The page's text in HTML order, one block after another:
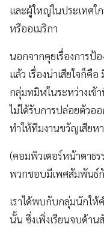
และผู้ใหญ่ในประเทศใ
หรืออเมริกา
นอกจากคุยเรื่องการป้
แล้ว เรื่องน่าเสียใจก็คื
กลุ่มทมิฬในระหว่างเข้
ไม่ได้รับการปล่อยตัวอ
ทำให้ทีมงานขวัญเสียห
(คอมพิวเตอร์หน้าตาธร
พวกชอบมีเพศสัมพันธ์
เราได้พบกับกลุ่มนักให้
นั้น ซึ่งเพิ่งเรียนจบด้า